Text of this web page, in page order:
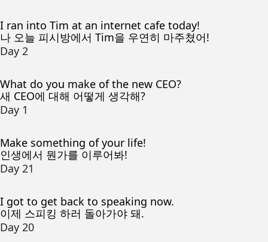
I ran into Tim at an internet cafe today!
나 오늘 피시방에서 Tim을 우연히 마주쳤어!
Day 2
What do you make of the new CEO?
새 CEO에 대해 어떻게 생각해?
Day 1
Make something of your life!
인생에서 뭔가를 이루어봐!
Day 21
I got to get back to speaking now.
이제 스피킹 하러 돌아가야 돼.
Day 20